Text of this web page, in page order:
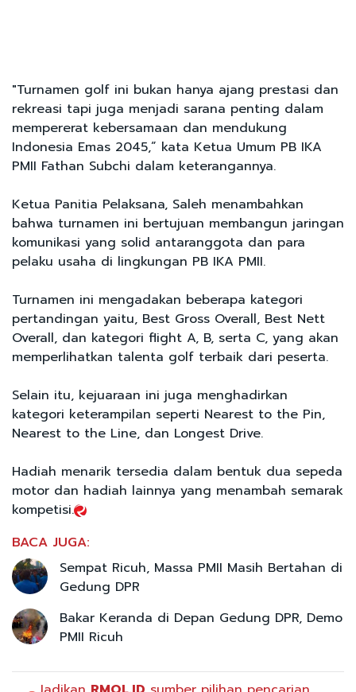
"Turnamen golf ini bukan hanya ajang prestasi dan
rekreasi tapi juga menjadi sarana penting dalam
mempererat kebersamaan dan mendukung
Indonesia Emas 2045,” kata Ketua Umum PB IKA
PMII Fathan Subchi dalam keterangannya.
Ketua Panitia Pelaksana, Saleh menambahkan
bahwa turnamen ini bertujuan membangun jaringan
komunikasi yang solid antaranggota dan para
pelaku usaha di lingkungan PB IKA PMII.
Turnamen ini mengadakan beberapa kategori
pertandingan yaitu, Best Gross Overall, Best Nett
Overall, dan kategori flight A, B, serta C, yang akan
memperlihatkan talenta golf terbaik dari peserta.
Selain itu, kejuaraan ini juga menghadirkan
kategori keterampilan seperti Nearest to the Pin,
Nearest to the Line, dan Longest Drive.
Hadiah menarik tersedia dalam bentuk dua sepeda
motor dan hadiah lainnya yang menambah semarak
kompetisi.
BACA JUGA:
Sempat Ricuh, Massa PMII Masih Bertahan di
Gedung DPR
Bakar Keranda di Depan Gedung DPR, Demo
PMII Ricuh